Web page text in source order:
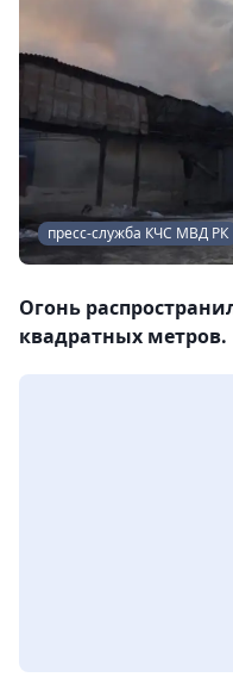
пресс-служба КЧС МВД РК
Огонь
квадратных метров.